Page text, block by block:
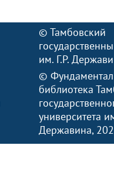
© Тамбовский
им. Г.Р.
©
библиотека
университета
Державина,